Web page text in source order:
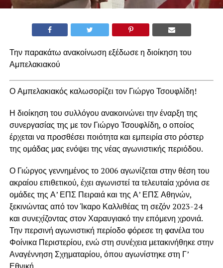
Την παρακάτω ανακοίνωση εξέδωσε η διοίκηση του
Αμπελακιακού
Ο Αμπελακιακός καλωσορίζει τον Γιώργο Τσουφλίδη!
Η διοίκηση του συλλόγου ανακοινώνει την έναρξη της
συνεργασίας της με τον Γιώργο Τσουφλίδη, ο οποίος
έρχεται να προσθέσει ποιότητα και εμπειρία στο ρόστερ
της ομάδας μας ενόψει της νέας αγωνιστικής περιόδου.
Ο Γιώργος γεννημένος το 2006 αγωνίζεται στην θέση του
ακραίου επιθετικού, έχει αγωνιστεί τα τελευταία χρόνια σε
ομάδες της Α’ ΕΠΣ Πειραιά και της Α’ ΕΠΣ Αθηνών,
ξεκινώντας από τον Ίκαρο Καλλιθέας τη σεζόν 2023-24
και συνεχίζοντας στον Χαραυγιακό την επόμενη χρονιά.
Την περσινή αγωνιστική περίοδο φόρεσε τη φανέλα του
Φοίνικα Περιστερίου, ενώ στη συνέχεια μετακινήθηκε στην
Αναγέννηση Σχηματαρίου, όπου αγωνίστηκε στη Γ’